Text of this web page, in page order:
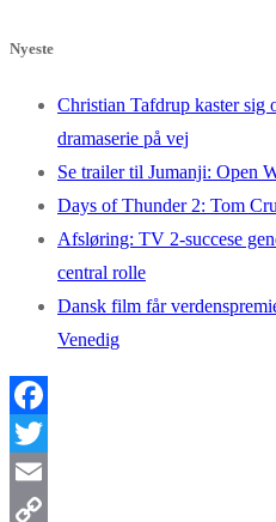
Nyeste
Christian Tafdrup kaster sig
dramaserie på vej
Se trailer til Jumanji: Open
Days of Thunder 2: Tom
Afsløring: TV 2-succese
central rolle
Dansk film får
Venedig
Facebook
Twitter
Email